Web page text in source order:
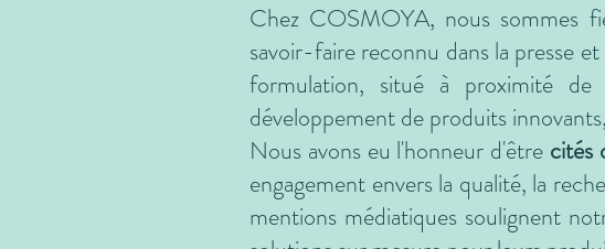
Chez COSMOYA, nous sommes
savoir-faire reconnu dans la presse
formulation, situé à proximité de
développement de produits
Nous avons eu l'honneur d'être cités
engagement envers la qualité, la
mentions médiatiques soulignent